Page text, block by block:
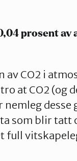
prosent
av CO2 i
at CO2 (og
desse
som blir tatt
full